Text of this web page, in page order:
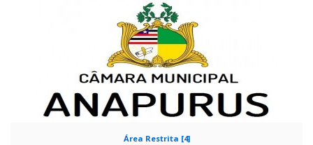
Área Restrita [4]